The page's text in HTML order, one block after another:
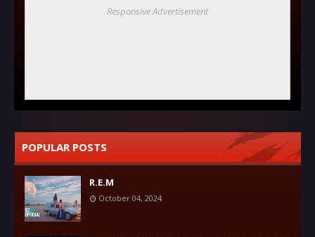
Responsive Advertisement
POPULAR POSTS
R.E.M
October 04, 2024